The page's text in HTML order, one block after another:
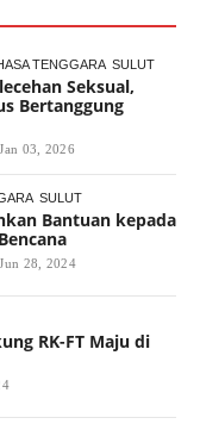
TENGGARA SULUT
Seksual,
Bertanggung
Jan 03, 2026
SULUT
Bantuan kepada
Jun 28, 2024
RK-FT Maju di